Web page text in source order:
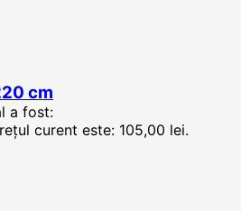
cm
a fost:
curent este: 105,00 lei.